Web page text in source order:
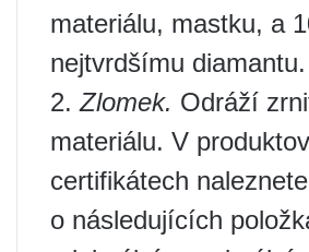
materiálu, mastku, a
nejtvrdšímu diamantu.
2.Zlomek. Odráží
materiálu. V
certifikátech
o následujících